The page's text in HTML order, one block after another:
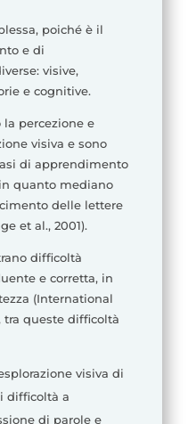
poiché è il
e di
visive,
e cognitive.
percezione e
visiva e sono
di apprendimento
quanto mediano
delle lettere
et al., 2001).
difficoltà
e corretta, in
(International
tra queste difficoltà
visiva di
difficoltà a
di parole e